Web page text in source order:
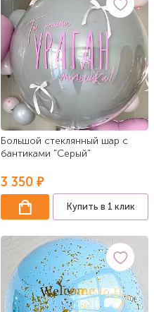
Большой стеклянный шар с
бантиками "Серый"
3 350 ₽
Купить в 1 клик